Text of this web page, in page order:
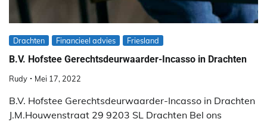
Drachten Financieel advies Friesland
B.V. Hofstee Gerechtsdeurwaarder-Incasso in Drachten
Rudy Mei 17, 2022
B.V. Hofstee Gerechtsdeurwaarder-Incasso in Drachten
J.M.Houwenstraat 29 9203 SL Drachten Bel ons